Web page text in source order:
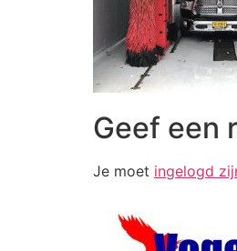
Geef een
Je moet ingelogd